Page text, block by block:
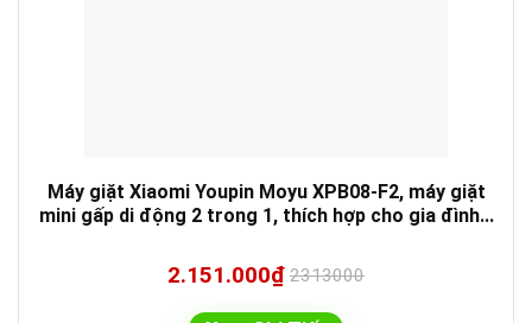
Máy giặt Xiaomi Youpin Moyu XPB08-F2, máy giặt
mini gấp di động 2 trong 1, thích hợp cho gia đình...
2.151.000₫ 2313000